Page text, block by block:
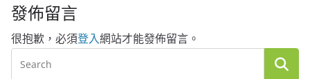
發佈留言
很抱歉，必須登入網站才能發佈留言。